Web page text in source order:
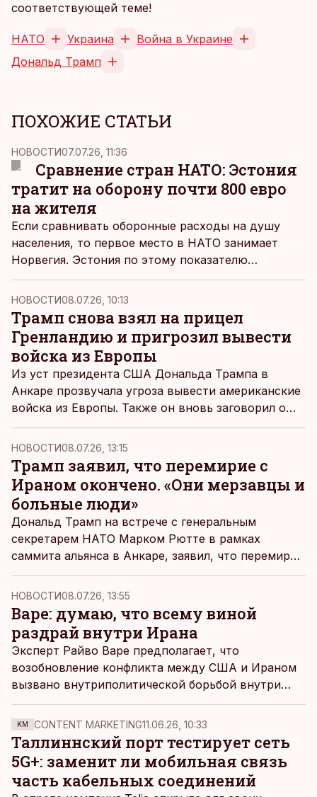
соответствующей теме!
НАТО Украина
Война в Украине
Дональд Трамп
ПОХОЖИЕ СТАТЬИ
НОВОСТИ07.07.26, 11:36
Сравнение стран НАТО: Эстония
тратит на оборону почти 800 евро
на жителя
Если сравнивать оборонные расходы на душу
населения, то первое место в НАТО занимает
Норвегия. Эстония по этому показателю
находится на 15-м месте.
НОВОСТИ08.07.26, 10:13
Трамп снова взял на прицел
Гренландию и пригрозил вывести
войска из Европы
Из уст президента США Дональда Трампа в
Анкаре прозвучала угроза вывести американские
войска из Европы. Также он вновь заговорил о
Гренландии, которая, по словам Трампа, должна
находиться под контролем Соединенных Штатов.
НОВОСТИ08.07.26, 13:15
Трамп заявил, что перемирие с
Ираном окончено. «Они мерзавцы и
больные люди»
Дональд Трамп на встрече с генеральным
секретарем НАТО Марком Рютте в рамках
саммита альянса в Анкаре, заявил, что перемирие
с Ираном, скорее всего, подошло к концу и
приказал оборвать все торговые связи с
Испанией.
НОВОСТИ08.07.26, 13:55
Варе: думаю, что всему виной
раздрай внутри Ирана
Эксперт Райво Варе предполагает, что
возобновление конфликта между США и Ираном
вызвано внутриполитической борьбой внутри
Ирана.
KM CONTENT MARKETING11.06.26, 10:33
Таллиннский порт тестирует сеть
5G+: заменит ли мобильная связь
часть кабельных соединений